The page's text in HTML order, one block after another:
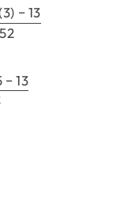
52
3) −13
−13